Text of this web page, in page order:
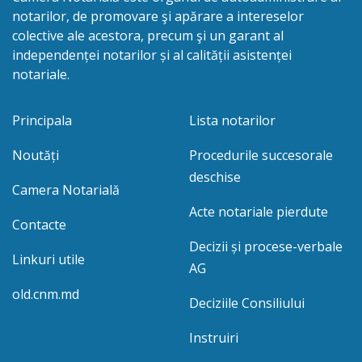
notarilor, de promovare şi apărare a intereselor
colective ale acestora, precum şi un garant al
independenței notarilor și al calității asistenței
notariale.
Principala
Noutăți
Camera Notarială
Contacte
Linkuri utile
old.cnm.md
Lista notarilor
Procedurile succesorale
deschise
Acte notariale pierdute
Decizii și procese-verbale
AG
Deciziile Consiliului
Instruiri